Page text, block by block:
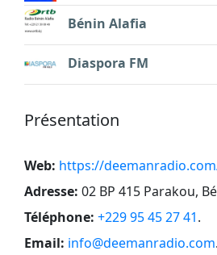
Bénin Alafia
Diaspora FM
Présentation
Web: https://
Adresse: 02 BP 415 Parakou,
Téléphone: +229 95 45 27 41.
Email: info@deemanradio.com.